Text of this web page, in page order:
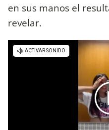
en sus manos el
revelar.